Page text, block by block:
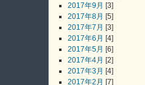
2017年9月 [3]
2017年8月 [5]
2017年7月 [3]
2017年6月 [4]
2017年5月 [6]
2017年4月 [2]
2017年3月 [4]
2017年2月 [7]